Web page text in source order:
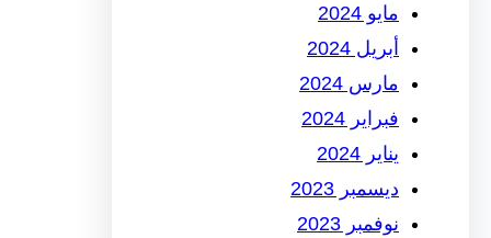
مايو 2024
أبريل 2024
مارس 2024
فبراير 2024
يناير 2024
ديسمبر 2023
نوفمبر 2023